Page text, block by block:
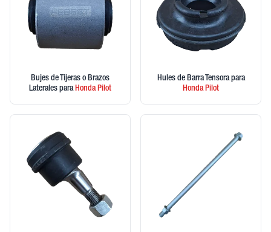
Bujes de Tijeras o Brazos
Laterales paraHondaPilot
Hules de Barra Tensora para
HondaPilot